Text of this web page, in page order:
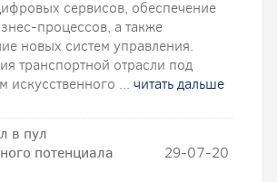
сервисов, обеспечение
процессов, а также
новых систем управления.
транспортной отрасли под
искусственного ... читать дальше
в пул
потенциала
29-07-20